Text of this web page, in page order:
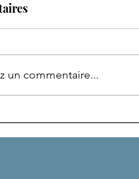
un commentaire...